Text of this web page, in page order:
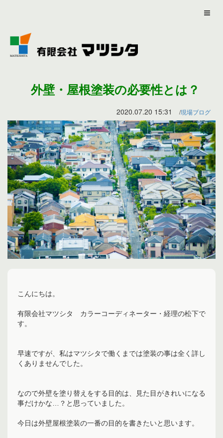
外壁・屋根塗装の必要性とは？
2020.07.20 15:31 現場ブログ
こんにちは。
有限会社マツシタ カラーコーディネーター・経理の松下で
す。
早速ですが、私はマツシタで働くまでは塗装の事は全く詳し
くありませんでした。
なので外壁を塗り替えをする目的は、見た目がきれいになる
事だけかな…？と思っていました。
今日は外壁屋根塗装の一番の目的を書きたいと思います。